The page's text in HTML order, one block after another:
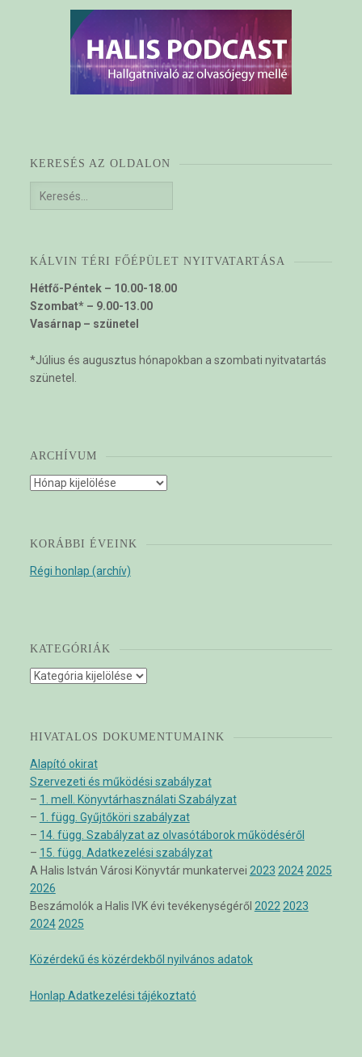
KERESÉS AZ OLDALON
Keresés:
KÁLVIN TÉRI FŐÉPÜLET NYITVATARTÁSA
Hétfő-Péntek – 10.00-18.00
Szombat* – 9.00-13.00
Vasárnap – szünetel
*Július és augusztus hónapokban a szombati nyitvatartás
szünetel.
ARCHÍVUM
Archívum
KORÁBBI ÉVEINK
Régi honlap (archív)
KATEGÓRIÁK
Kategóriák
HIVATALOS DOKUMENTUMAINK
Alapító okirat
Szervezeti és működési szabályzat
– 1. mell. Könyvtárhasználati Szabályzat
– 1. függ. Gyűjtőköri szabályzat
– 14. függ. Szabályzat az olvasótáborok működéséről
– 15. függ. Adatkezelési szabályzat
A Halis István Városi Könyvtár munkatervei 2023 2024 2025
2026
Beszámolók a Halis IVK évi tevékenységéről 2022 2023
2024 2025
Közérdekű és közérdekből nyilvános adatok
Honlap Adatkezelési tájékoztató